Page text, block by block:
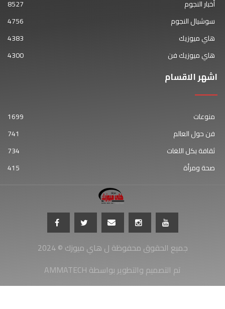
أخبار النجوم
8527
سوشيال النجوم
4756
هاي ميوزيك
4383
هاي ميوزيك فن
4300
اشهر الاقسام
منوعات
1699
فن حول العالم
741
ثقافة بكل اللغات
734
صحة ومرأة
415
جميع الحقوق محفوظة ل هاي ميوزك © 2024
AMMATECH تم التصميم والتطوير بواسطة